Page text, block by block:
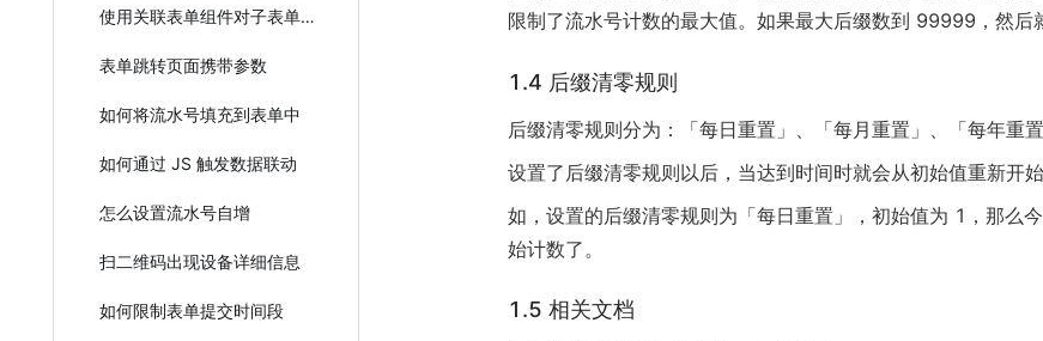
使用关联表单组件对子表单组件进行填充
表单跳转页面携带参数
如何将流水号填充到表单中
如何通过 JS 触发数据联动
怎么设置流水号自增
扫二维码出现设备详细信息
如何限制表单提交时间段
限制了流水号计数的最大值。如果最大后缀数到 99999，然后
1.4 后缀清零规则
后缀清零规则分为：「每日重置」、「每月重置」、「每年重置
设置了后缀清零规则以后，当达到时间时就会从初始值重新开始
如，设置的后缀清零规则为「每日重置」，初始值为 1，那么
始计数了。
1.5 相关文档